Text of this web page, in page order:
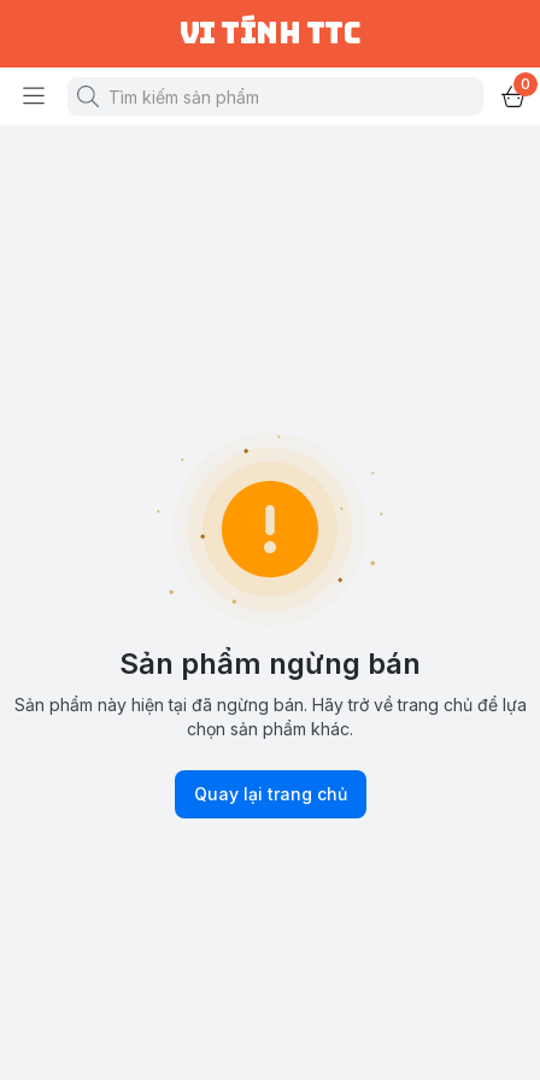
vi tính ttc
0
Sản phẩm ngừng bán
Sản phẩm này hiện tại đã ngừng bán. Hãy trở về trang chủ để lựa
chọn sản phẩm khác.
Quay lại trang chủ